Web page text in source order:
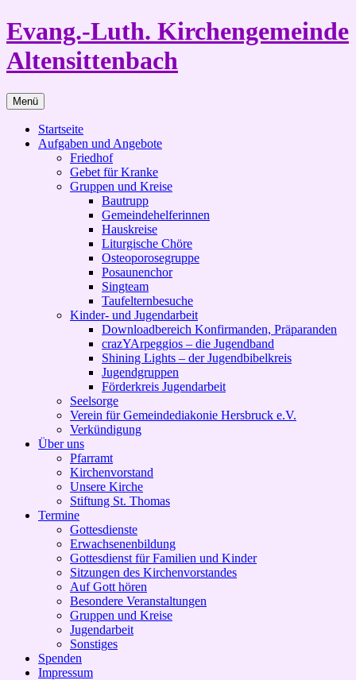
Zum
Inhalt
springen
Evang.-Luth. Kirchengemeinde
Altensittenbach
Menü
Startseite
Aufgaben und Angebote
Friedhof
Gebet für Kranke
Gruppen und Kreise
Bautrupp
Gemeindehelferinnen
Hauskreise
Liturgische Chöre
Osteoporosegruppe
Posaunenchor
Singteam
Taufelternbesuche
Kinder- und Jugendarbeit
Downloadbereich Konfirmanden, Präparanden
crazYArpeggios – die Jugendband
Shining Lights – der Jugendbibelkreis
Jugendgruppen
Förderkreis Jugendarbeit
Seelsorge
Verein für Gemeindediakonie Hersbruck e.V.
Verkündigung
Über uns
Pfarramt
Kirchenvorstand
Unsere Kirche
Stiftung St. Thomas
Termine
Gottesdienste
Erwachsenenbildung
Gottesdienst für Familien und Kinder
Sitzungen des Kirchenvorstandes
Auf Gott hören
Besondere Veranstaltungen
Gruppen und Kreise
Jugendarbeit
Sonstiges
Spenden
Impressum